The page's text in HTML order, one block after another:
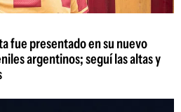
fue presentado en su nuevo
argentinos; seguí las altas y